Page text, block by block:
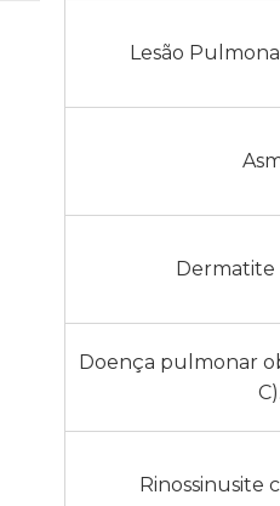
Lesão
Dermatite
Doença pulmonar
Rinossinusite